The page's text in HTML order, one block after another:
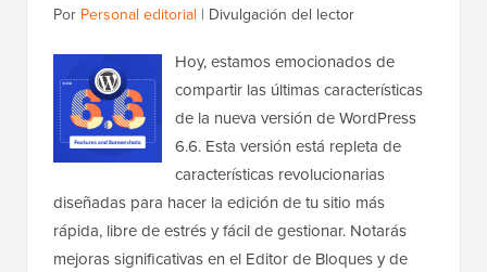
Por Personal editorial | Divulgación del lector
Hoy, estamos emocionados de
compartir las últimas características
de la nueva versión de WordPress
6.6. Esta versión está repleta de
características revolucionarias
diseñadas para hacer la edición de tu sitio más
rápida, libre de estrés y fácil de gestionar. Notarás
mejoras significativas en el Editor de Bloques y de